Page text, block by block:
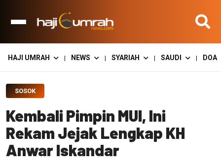
HAJI UMRAH | NEWS | SYARIAH | SAUDI | DOA
SOSOK
Kembali Pimpin MUI, Ini
Rekam Jejak Lengkap KH
Anwar Iskandar